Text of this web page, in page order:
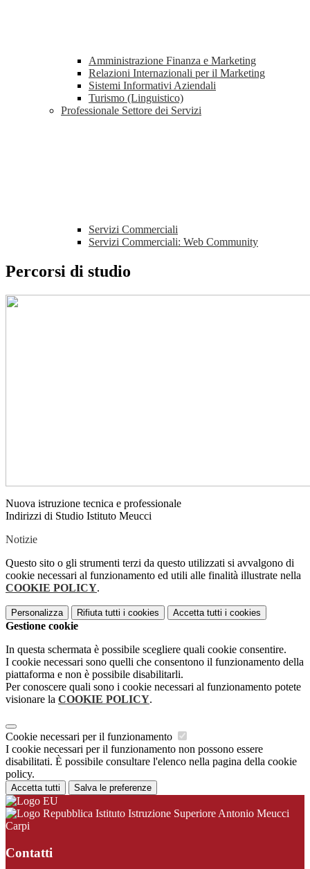
Amministrazione Finanza e Marketing
Relazioni Internazionali per il Marketing
Sistemi Informativi Aziendali
Turismo (Linguistico)
Professionale Settore dei Servizi
Servizi Commerciali
Servizi Commerciali: Web Community
Percorsi di studio
Nuova istruzione tecnica e professionale
Indirizzi di Studio Istituto Meucci
Notizie
Questo sito o gli strumenti terzi da questo utilizzati si avvalgono di
cookie necessari al funzionamento ed utili alle finalità illustrate nella
COOKIE POLICY.
Personalizza Rifiuta tutti i cookies Accetta tutti i cookies
Gestione cookie
In questa schermata è possibile scegliere quali cookie consentire.
I cookie necessari sono quelli che consentono il funzionamento della
piattaforma e non è possibile disabilitarli.
Per conoscere quali sono i cookie necessari al funzionamento potete
visionare la COOKIE POLICY.
Cookie necessari per il funzionamento
I cookie necessari per il funzionamento non possono essere
disabilitati. È possibile consultare l'elenco nella pagina della cookie
policy.
Accetta tutti Salva le preferenze
Istituto Istruzione Superiore Antonio Meucci
Carpi
Contatti